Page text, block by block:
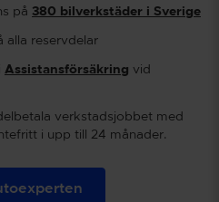
på 380 bilverkstäder i Sverige
alla reservdelar
Assistansförsäkring vid
verkstadsjobbet med
i upp till 24 månader.